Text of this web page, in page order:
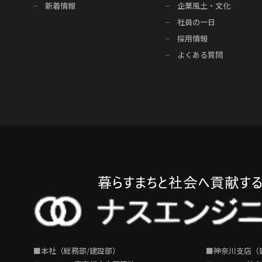
新着情報
企業風土・文化
社員の一日
採用情報
よくある質問
■本社（総務部/建設部）
■神奈川支店（